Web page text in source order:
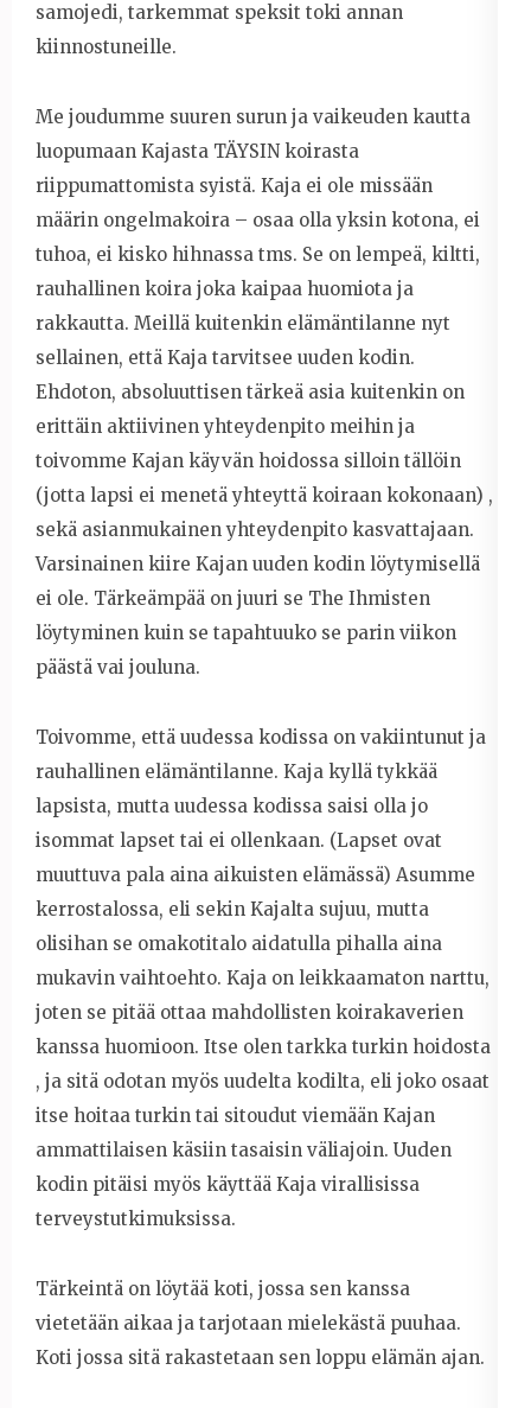
samojedi, tarkemmat speksit toki annan
kiinnostuneille.
Me joudumme suuren surun ja vaikeuden kautta
luopumaan Kajasta TÄYSIN koirasta
riippumattomista syistä. Kaja ei ole missään
määrin ongelmakoira – osaa olla yksin kotona, ei
tuhoa, ei kisko hihnassa tms. Se on lempeä, kiltti,
rauhallinen koira joka kaipaa huomiota ja
rakkautta. Meillä kuitenkin elämäntilanne nyt
sellainen, että Kaja tarvitsee uuden kodin.
Ehdoton, absoluuttisen tärkeä asia kuitenkin on
erittäin aktiivinen yhteydenpito meihin ja
toivomme Kajan käyvän hoidossa silloin tällöin
(jotta lapsi ei menetä yhteyttä koiraan kokonaan) ,
sekä asianmukainen yhteydenpito kasvattajaan.
Varsinainen kiire Kajan uuden kodin löytymisellä
ei ole. Tärkeämpää on juuri se The Ihmisten
löytyminen kuin se tapahtuuko se parin viikon
päästä vai jouluna.
Toivomme, että uudessa kodissa on vakiintunut ja
rauhallinen elämäntilanne. Kaja kyllä tykkää
lapsista, mutta uudessa kodissa saisi olla jo
isommat lapset tai ei ollenkaan. (Lapset ovat
muuttuva pala aina aikuisten elämässä) Asumme
kerrostalossa, eli sekin Kajalta sujuu, mutta
olisihan se omakotitalo aidatulla pihalla aina
mukavin vaihtoehto. Kaja on leikkaamaton narttu,
joten se pitää ottaa mahdollisten koirakaverien
kanssa huomioon. Itse olen tarkka turkin hoidosta
, ja sitä odotan myös uudelta kodilta, eli joko osaat
itse hoitaa turkin tai sitoudut viemään Kajan
ammattilaisen käsiin tasaisin väliajoin. Uuden
kodin pitäisi myös käyttää Kaja virallisissa
terveystutkimuksissa.
Tärkeintä on löytää koti, jossa sen kanssa
vietetään aikaa ja tarjotaan mielekästä puuhaa.
Koti jossa sitä rakastetaan sen loppu elämän ajan.